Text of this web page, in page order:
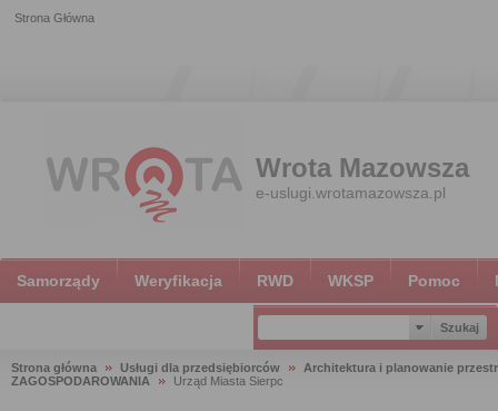
Strona Główna
Wrota Mazowsza
e-uslugi.wrotamazowsza.pl
Samorządy Weryfikacja RWD WKSP Pomoc
Strona główna Usługi dla przedsiębiorców
Architektura i planowanie
ZAGOSPODAROWANIA
Urząd Miasta Sierpc